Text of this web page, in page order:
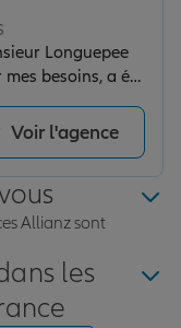
Longuepee
besoins, a été
Voir l'agence
Allianz sont
les